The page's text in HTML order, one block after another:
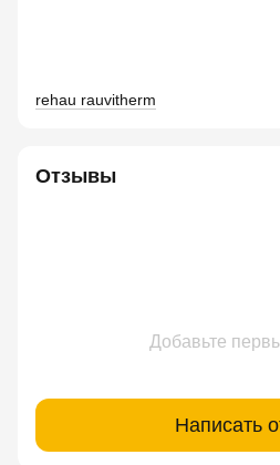
rehau rauvitherm
Отзывы
Добавьте
Написать